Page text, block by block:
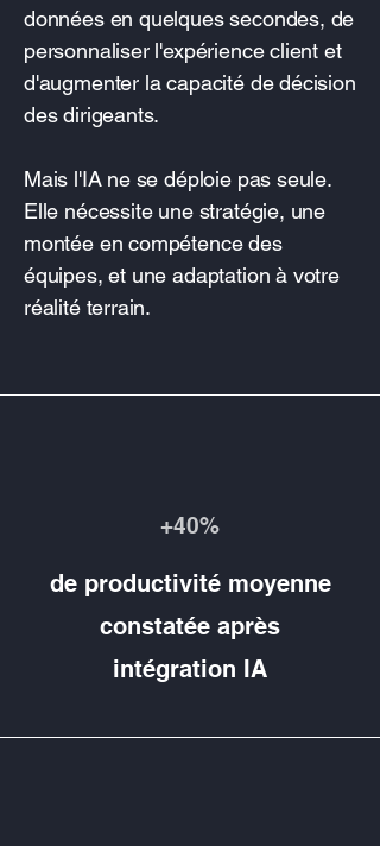
données en quelques secondes, de
personnaliser l'expérience client et
d'augmenter la capacité de décision
des dirigeants.
Mais l'IA ne se déploie pas seule.
Elle nécessite une stratégie, une
montée en compétence des
équipes, et une adaptation à votre
réalité terrain.
+40%
de productivité moyenne
constatée après
intégration IA